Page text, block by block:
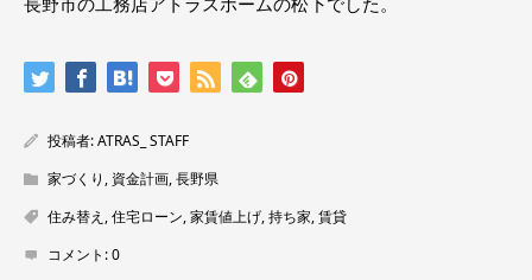
投稿者:ATRAS_ STAFF
家づくり , 資金計画,長野県
住み替え ,住宅ローン,家賃値上げ,持ち家,賃貸
コメント:0